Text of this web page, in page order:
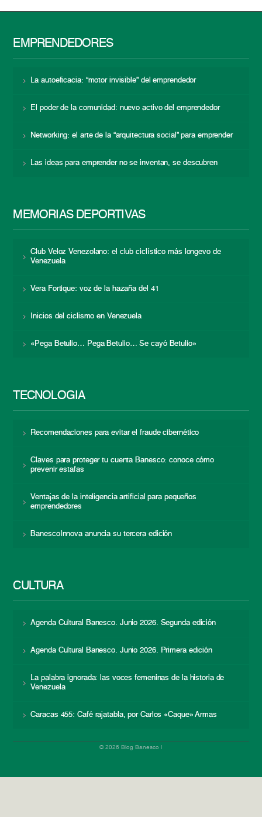
EMPRENDEDORES
La autoeficacia: “motor invisible” del emprendedor
El poder de la comunidad: nuevo activo del emprendedor
Networking: el arte de la “arquitectura social” para emprender
Las ideas para emprender no se inventan, se descubren
MEMORIAS DEPORTIVAS
Club Veloz Venezolano: el club ciclístico más longevo de
Venezuela
Vera Fortique: voz de la hazaña del 41
Inicios del ciclismo en Venezuela
«Pega Betulio… Pega Betulio… Se cayó Betulio»
TECNOLOGÍA
Recomendaciones para evitar el fraude cibernético
Claves para proteger tu cuenta Banesco: conoce cómo
prevenir estafas
Ventajas de la inteligencia artificial para pequeños
emprendedores
BanescoInnova anuncia su tercera edición
CULTURA
Agenda Cultural Banesco. Junio 2026. Segunda edición
Agenda Cultural Banesco. Junio 2026. Primera edición
La palabra ignorada: las voces femeninas de la historia de
Venezuela
Caracas 455: Café rajatabla, por Carlos «Caque» Armas
© 2026 Blog Banesco |